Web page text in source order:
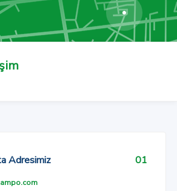
Adresimiz 01